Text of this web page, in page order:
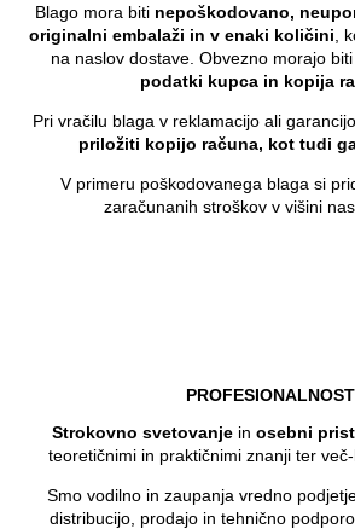
Blago mora biti nepoškodovano,
originalni embalaži in v enaki količini ,
na naslov dostave. Obvezno morajo biti
podatki kupca in kopija
Pri vračilu blaga v reklamacijo ali
priložiti kopijo računa, kot tudi
V primeru poškodovanega blaga si
zaračunanih stroškov v višini
PROFESIONALNOST
Strokovno svetovanje in osebni
teoretičnimi in praktičnimi znanji ter
Smo vodilno in zaupanja vredno
distribucijo, prodajo in tehnično